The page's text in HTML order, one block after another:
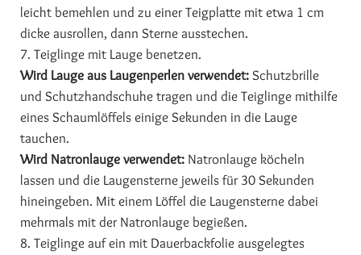
leicht bemehlen und zu einer Teigplatte mit etwa 1 cm
dicke ausrollen, dann Sterne ausstechen.
7. Teiglinge mit Lauge benetzen.
Wird Lauge aus Laugenperlen verwendet: Schutzbrille
und Schutzhandschuhe tragen und die Teiglinge mithilfe
eines Schaumlöffels einige Sekunden in die Lauge
tauchen.
Wird Natronlauge verwendet: Natronlauge köcheln
lassen und die Laugensterne jeweils für 30 Sekunden
hineingeben. Mit einem Löffel die Laugensterne dabei
mehrmals mit der Natronlauge begießen.
8. Teiglinge auf ein mit Dauerbackfolie ausgelegtes